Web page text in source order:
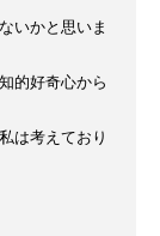
いかと思いま
的好奇心から
は考えており